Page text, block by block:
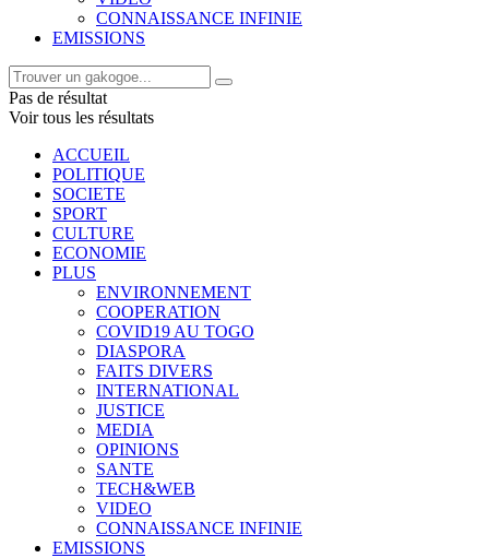
CONNAISSANCE INFINIE
EMISSIONS
Pas de résultat
Voir tous les résultats
ACCUEIL
POLITIQUE
SOCIETE
SPORT
CULTURE
ECONOMIE
PLUS
ENVIRONNEMENT
COOPERATION
COVID19 AU TOGO
DIASPORA
FAITS DIVERS
INTERNATIONAL
JUSTICE
MEDIA
OPINIONS
SANTE
TECH&WEB
VIDEO
CONNAISSANCE INFINIE
EMISSIONS